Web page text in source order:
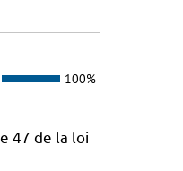
100%
47 de la loi